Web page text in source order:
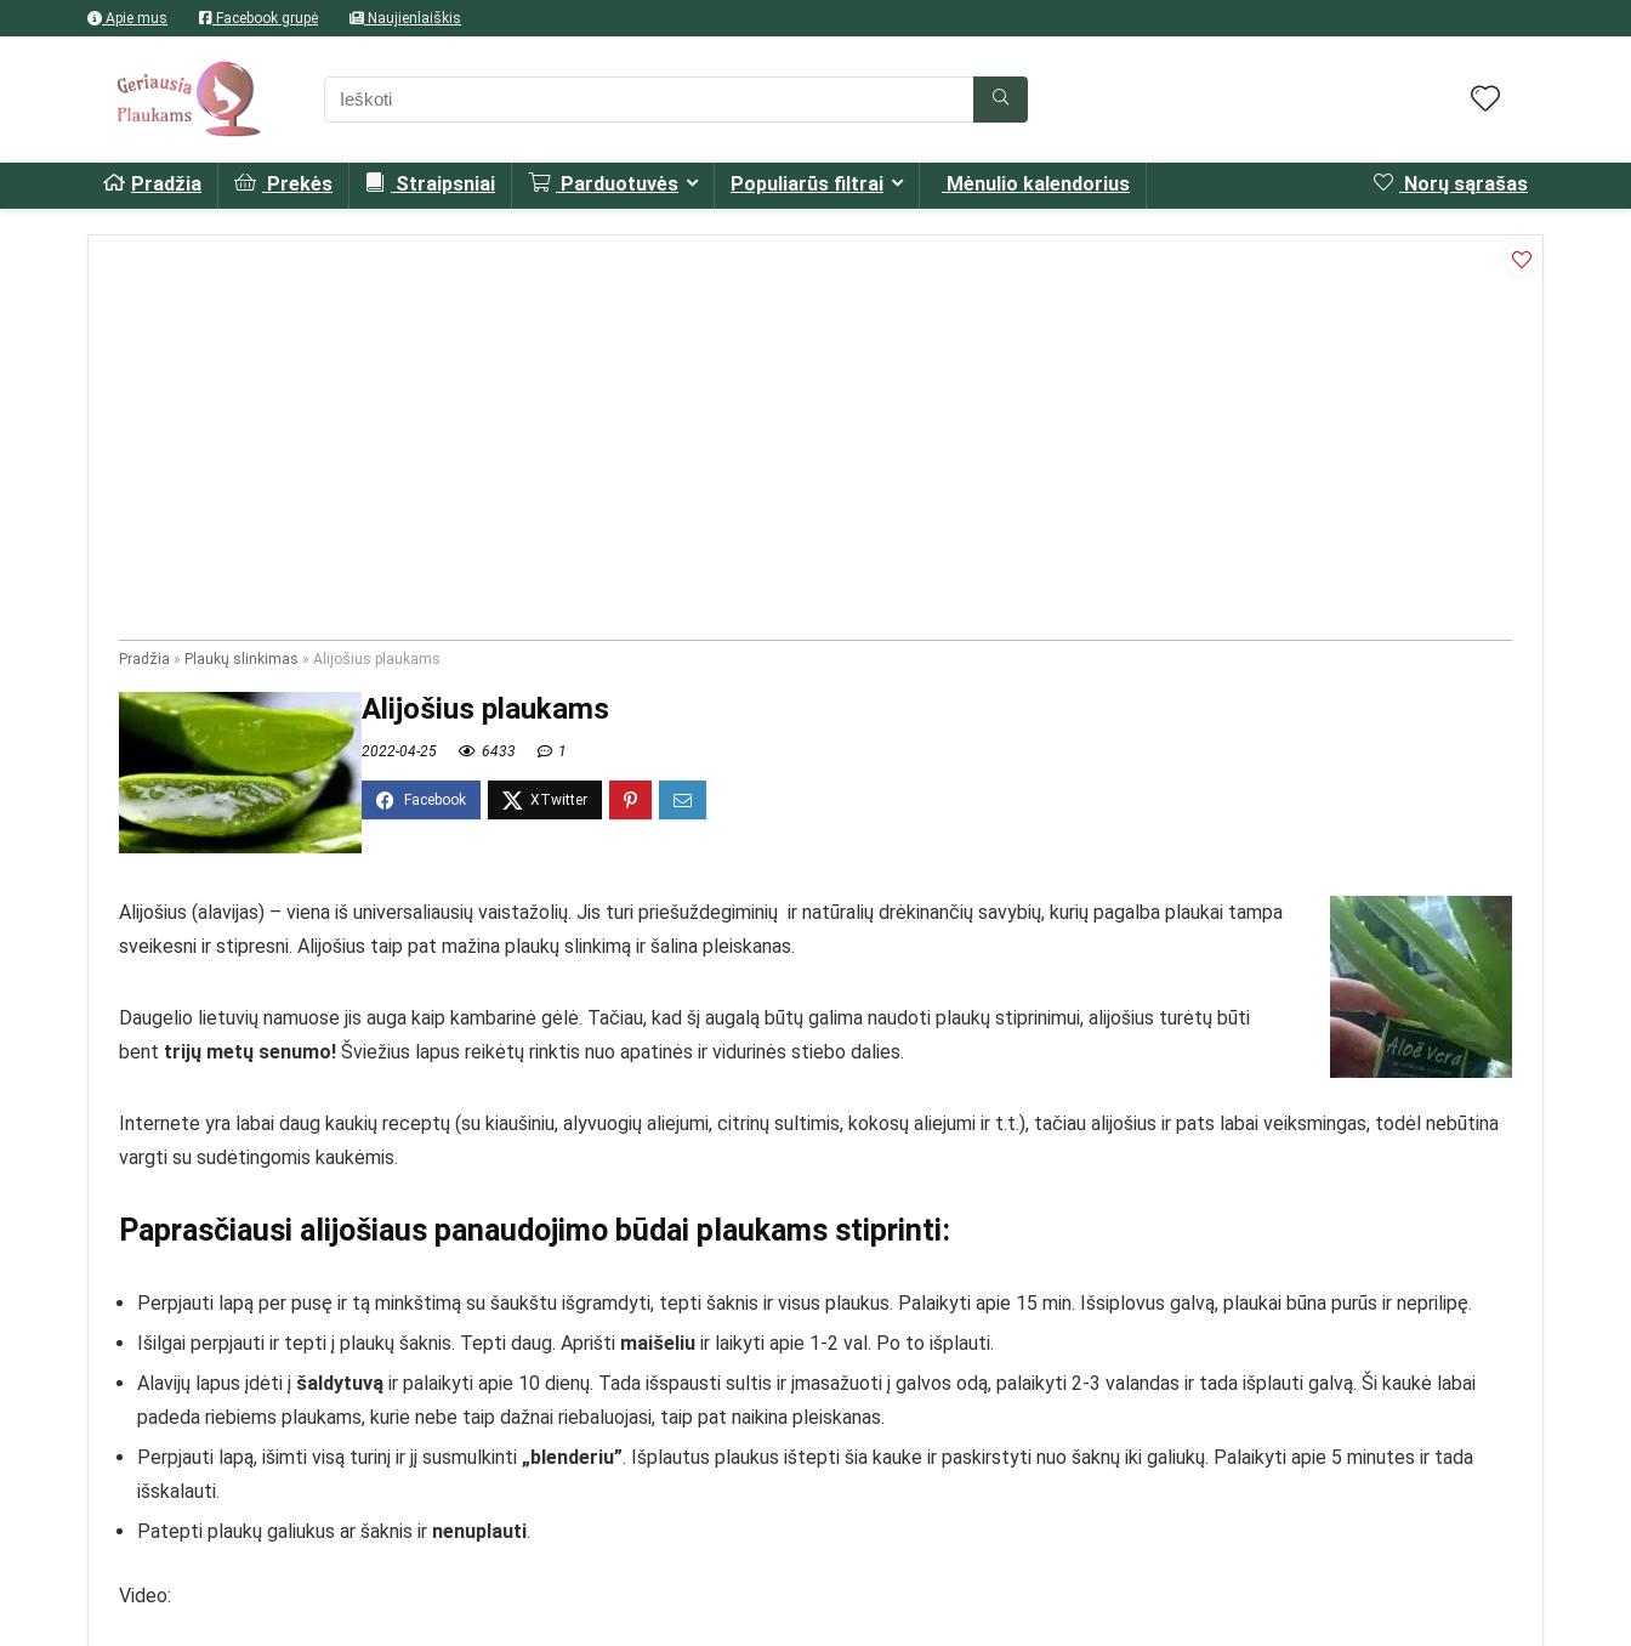
Apie mus Facebook grupė Naujienlaiškis
Pradžia Prekės Straipsniai Parduotuvės Populiarūs filtrai Mėnulio kalendorius Norų sąrašas
Pradžia » Plaukų slinkimas » Alijošius plaukams
Alijošius plaukams
2022-04-25 6433 1
Alijošius (alavijas) – viena iš universaliausių vaistažolių. Jis turi priešuždegiminių ir natūralių drėkinančių savybių, kurių pagalba plaukai tampa
sveikesni ir stipresni. Alijošius taip pat mažina plaukų slinkimą ir šalina pleiskanas.
Daugelio lietuvių namuose jis auga kaip kambarinė gėlė. Tačiau, kad šį augalą būtų galima naudoti plaukų stiprinimui, alijošius turėtų būti
bent trijų metų senumo! Šviežius lapus reikėtų rinktis nuo apatinės ir vidurinės stiebo dalies.
Internete yra labai daug kaukių receptų (su kiaušiniu, alyvuogių aliejumi, citrinų sultimis, kokosų aliejumi ir t.t.), tačiau alijošius ir pats labai veiksmingas, todėl nebūtina
vargti su sudėtingomis kaukėmis.
Paprasčiausi alijošiaus panaudojimo būdai plaukams stiprinti:
Perpjauti lapą per pusę ir tą minkštimą su šaukštu išgramdyti, tepti šaknis ir visus plaukus. Palaikyti apie 15 min. Išsiplovus galvą, plaukai būna purūs ir neprilipę.
Išilgai perpjauti ir tepti į plaukų šaknis. Tepti daug. Aprišti maišeliu ir laikyti apie 1-2 val. Po to išplauti.
Alavijų lapus įdėti į šaldytuvą ir palaikyti apie 10 dienų. Tada išspausti sultis ir įmasažuoti į galvos odą, palaikyti 2-3 valandas ir tada išplauti galvą. Ši kaukė labai
padeda riebiems plaukams, kurie nebe taip dažnai riebaluojasi, taip pat naikina pleiskanas.
Perpjauti lapą, išimti visą turinį ir jį susmulkinti „blenderiu”. Išplautus plaukus ištepti šia kauke ir paskirstyti nuo šaknų iki galiukų. Palaikyti apie 5 minutes ir tada
išskalauti.
Patepti plaukų galiukus ar šaknis ir nenuplauti.
Video: